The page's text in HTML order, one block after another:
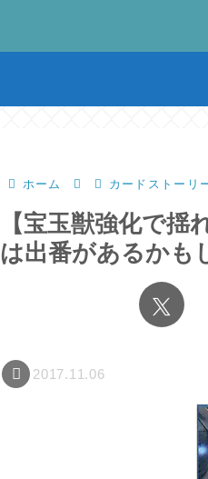
ホーム カードストーリ
【宝玉獣強化で
は出番があるかも
2017.11.06